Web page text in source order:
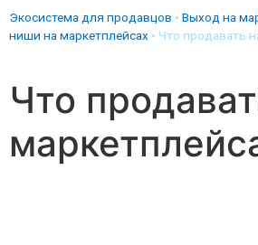
Экосистема для продавцов • Выход на
ниши на маркетплейсах • Что продавать
Что